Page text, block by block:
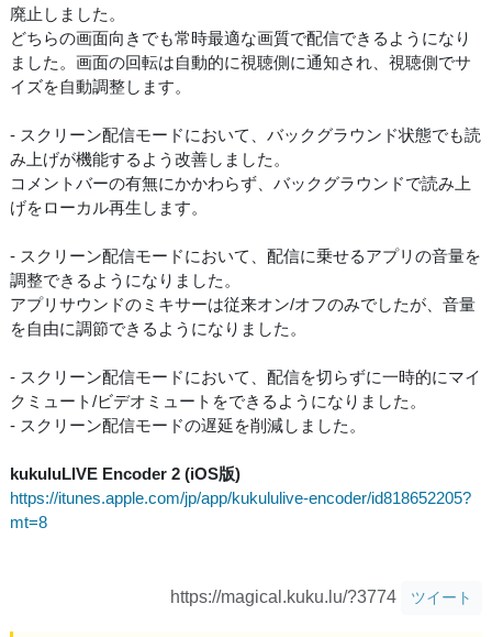
廃止しました。
どちらの画面向きでも常時最適な画質で配信できるようになり
ました。画面の回転は自動的に視聴側に通知され、視聴側でサ
イズを自動調整します。
- スクリーン配信モードにおいて、バックグラウンド状態でも読
み上げが機能するよう改善しました。
コメントバーの有無にかかわらず、バックグラウンドで読み上
げをローカル再生します。
- スクリーン配信モードにおいて、配信に乗せるアプリの音量を
調整できるようになりました。
アプリサウンドのミキサーは従来オン/オフのみでしたが、音量
を自由に調節できるようになりました。
- スクリーン配信モードにおいて、配信を切らずに一時的にマイ
クミュート/ビデオミュートをできるようになりました。
- スクリーン配信モードの遅延を削減しました。
kukuluLIVE Encoder 2 (iOS版)
https://itunes.apple.com/jp/app/kukululive-encoder/id818652205?
mt=8
https://magical.kuku.lu/?3774 ツイート